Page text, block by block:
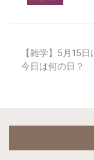
【雑学】5月15
今日は何の日？